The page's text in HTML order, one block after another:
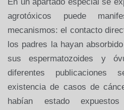
agrotóxicos puede
mecanismos: el contacto
los padres la hayan
sus
espermatozoides y
diferentes publicaciones
existencia de casos de
habían
estado